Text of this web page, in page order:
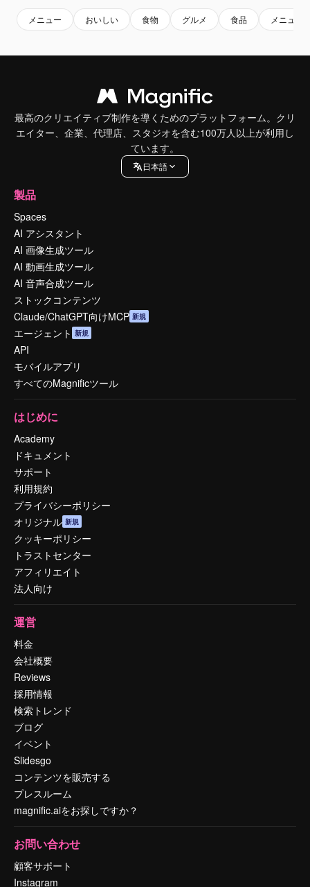
メニュー おいしい 食物 グルメ 食品 メニュー
最高のクリエイティブ制作を導くためのプラットフォーム。クリ
エイター、企業、代理店、スタジオを含む100万人以上が利用し
ています。
日本語
製品
Spaces
AI アシスタント
AI 画像生成ツール
AI 動画生成ツール
AI 音声合成ツール
ストックコンテンツ
Claude/ChatGPT向けMCP 新規
エージェント 新規
API
モバイルアプリ
すべてのMagnificツール
はじめに
Academy
ドキュメント
サポート
利用規約
プライバシーポリシー
オリジナル 新規
クッキーポリシー
トラストセンター
アフィリエイト
法人向け
運営
料金
会社概要
Reviews
採用情報
検索トレンド
ブログ
イベント
Slidesgo
コンテンツを販売する
プレスルーム
magnific.aiをお探しですか？
お問い合わせ
顧客サポート
Instagram